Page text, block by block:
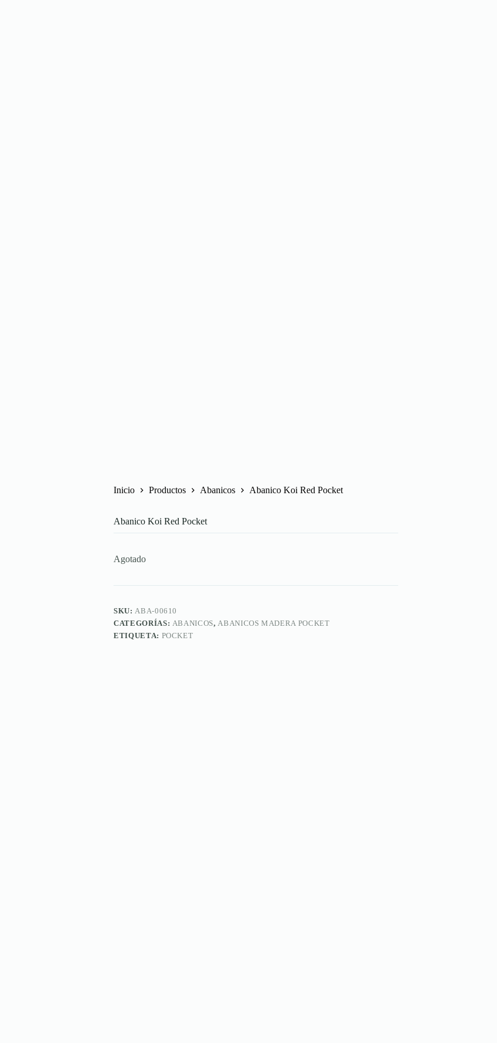
Inicio Productos Abanicos Abanico Koi Red Pocket
Abanico Koi Red Pocket
Agotado
SKU:ABA-00610
CATEGORÍAS: ABANICOS,ABANICOS MADERA POCKET
ETIQUETA: POCKET